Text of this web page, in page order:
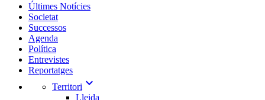
Últimes Notícies
Societat
Successos
Agenda
Política
Entrevistes
Reportatges
Territori expand_more
Lleida